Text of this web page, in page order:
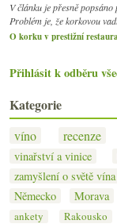
V článku je přesně
Problém je, že korkovou
O korku v prestižní
Přihlásit k odběru
Kategorie
víno recenze
vinařství a vinice
zamyšlení o světě vína
Německo
Morava
ankety
Rakousko